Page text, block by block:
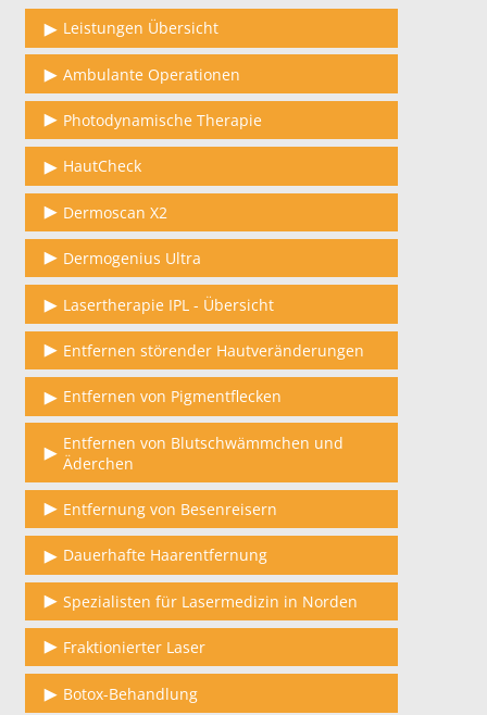
Leistungen Übersicht
Ambulante Operationen
Photodynamische Therapie
HautCheck
Dermoscan X2
Dermogenius Ultra
Lasertherapie IPL - Übersicht
Entfernen störender Hautveränderungen
Entfernen von Pigmentflecken
Entfernen von Blutschwämmchen und
Äderchen
Entfernung von Besenreisern
Dauerhafte Haarentfernung
Spezialisten für Lasermedizin in Norden
Fraktionierter Laser
Botox-Behandlung